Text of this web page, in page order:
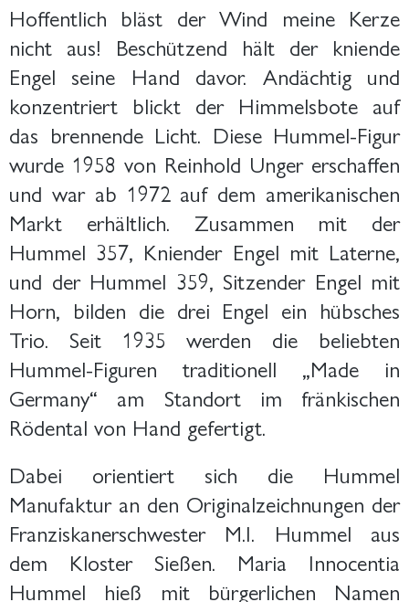
Hoffentlich bläst der Wind meine Kerze
nicht aus! Beschützend hält der kniende
Engel seine Hand davor. Andächtig und
konzentriert blickt der Himmelsbote auf
das brennende Licht. Diese Hummel-Figur
wurde 1958 von Reinhold Unger erschaffen
und war ab 1972 auf dem amerikanischen
Markt erhältlich. Zusammen mit der
Hummel 357, Kniender Engel mit Laterne,
und der Hummel 359, Sitzender Engel mit
Horn, bilden die drei Engel ein hübsches
Trio. Seit 1935 werden die beliebten
Hummel-Figuren traditionell „Made in
Germany“ am Standort im fränkischen
Rödental von Hand gefertigt.
Dabei orientiert sich die Hummel
Manufaktur an den Originalzeichnungen der
Franziskanerschwester M.I. Hummel aus
dem Kloster Sießen. Maria Innocentia
Hummel hieß mit bürgerlichen Namen